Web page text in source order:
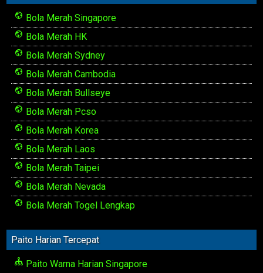
Bola Merah Singapore
Bola Merah HK
Bola Merah Sydney
Bola Merah Cambodia
Bola Merah Bullseye
Bola Merah Pcso
Bola Merah Korea
Bola Merah Laos
Bola Merah Taipei
Bola Merah Nevada
Bola Merah Togel Lengkap
Paito Harian Tercepat
Paito Warna Harian Singapore